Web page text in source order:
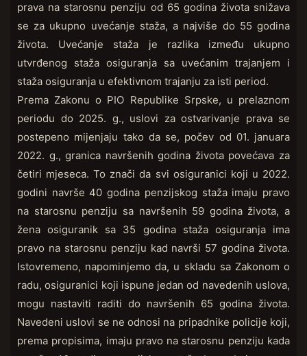
prava na starosnu penziju od 65 godina života snižava
se za ukupno uvećanje staža, a najviše do 55 godina
života. Uvećanje staža je razlika između ukupno
utvrđenog staža osiguranja sa uvećanim trajanjem i
staža osiguranja u efektivnom trajanju za isti period.
Prema Zakonu o PIO Republike Srpske, u prelaznom
periodu do 2025. g., uslovi za ostvarivanje prava se
postepeno mijenjaju tako da se, počev od 01. januara
2022. g., granica navršenih godina života povećava za
četiri mjeseca. To znači da svi osiguranici koji u 2022.
godini navrše 40 godina penzijskog staža imaju pravo
na starosnu penziju sa navršenih 59 godina života, a
žena osiguranik sa 35 godina staža osiguranja ima
pravo na starosnu penziju kad navrši 57 godina života.
Istovremeno, napominjemo da, u skladu sa Zakonom o
radu, osiguranici koji ispune jedan od navedenih uslova,
mogu nastaviti raditi do navršenih 65 godina života.
Navedeni uslovi se ne odnosi na pripadnike policije koji,
prema propisima, imaju pravo na starosnu penziju kada